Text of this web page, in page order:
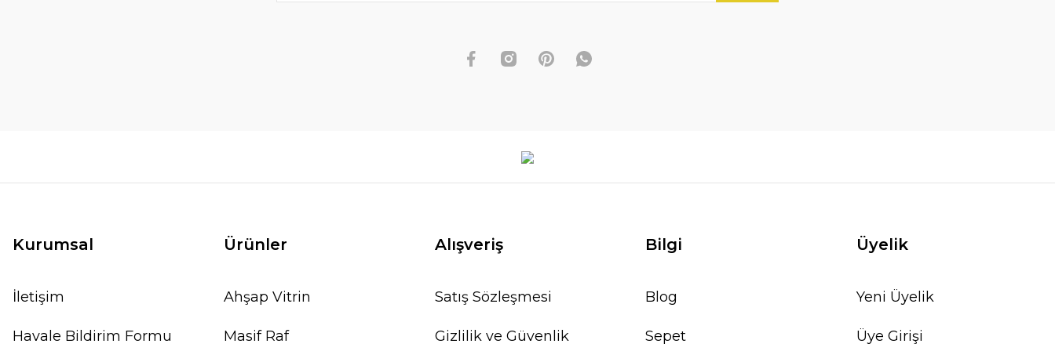
Kurumsal
İletişim
Havale Bildirim Formu
Ürünler
Ahşap Vitrin
Masif Raf
Alışveriş
Satış Sözleşmesi
Gizlilik ve Güvenlik
Bilgi
Blog
Sepet
Üyelik
Yeni Üyelik
Üye Girişi